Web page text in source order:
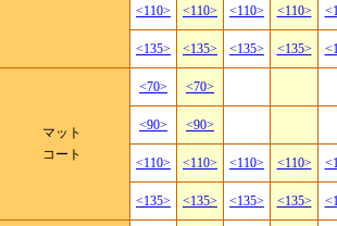
<110> <110> <110> <110>
<135> <135> <135> <135>
マット
コート
<70> <70>
<90> <90>
<110> <110> <110> <110>
<135> <135> <135> <135>